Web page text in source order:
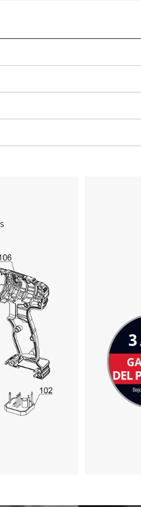
Management Platform